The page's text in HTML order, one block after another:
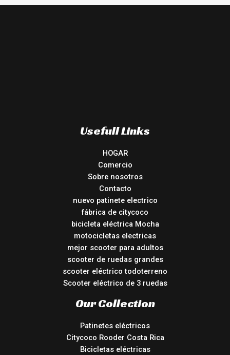
Usefull Links
HOGAR
Comercio
Sobre nosotros
Contacto
nuevo patinete electrico
fábrica de citycoco
bicicleta eléctrica Mocha
motocicletas electricas
mejor scooter para adultos
scooter de ruedas grandes
scooter eléctrico todoterreno
Scooter eléctrico de 3 ruedas
Our Collection
Patinetes eléctricos
Citycoco Rooder Costa Rica
Bicicletas eléctricas